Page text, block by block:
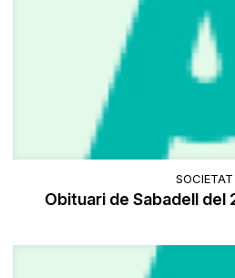
SOCIETAT
Obituari de Sabadell del